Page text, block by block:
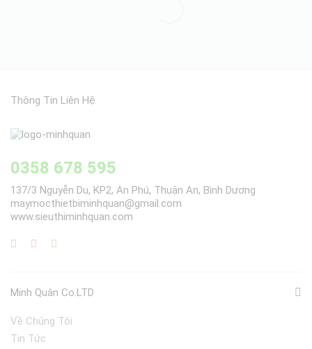
Thông Tin Liên Hệ
0358 678 595
137/3 Nguyễn Du, KP2, An Phú, Thuận An, Bình Dương
maymocthietbiminhquan@gmail.com
www.sieuthiminhquan.com
Minh Quân Co.LTD
Về Chúng Tôi
Tin Tức